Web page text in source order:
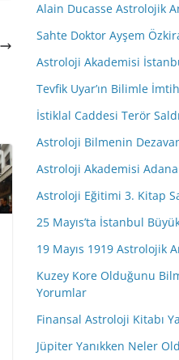
Alain Ducasse Astrolojik
Sahte Doktor Ayşem
Astroloji Akademisi
Tevfik Uyar’ın Bilimle
İstiklal Caddesi Terör
Astroloji Bilmenin
Astroloji Akademisi
Astroloji Eğitimi 3. Kitap
25 Mayıs’ta İstanbul
19 Mayıs 1919 Astrolojik
Kuzey Kore Olduğunu
Yorumlar
Finansal Astroloji Kitabı
Jüpiter Yanıkken Neler